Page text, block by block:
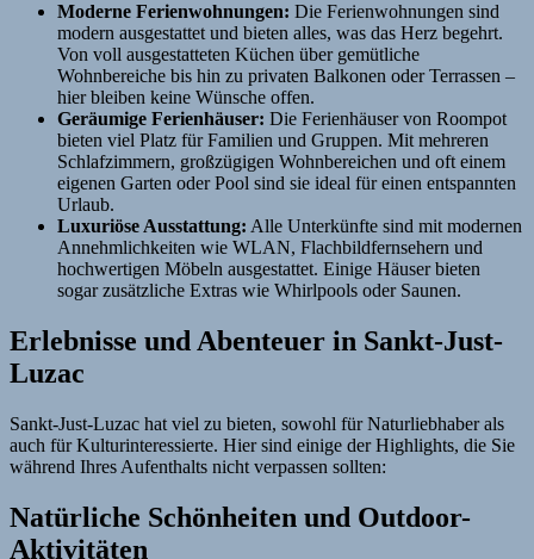
Moderne Ferienwohnungen: Die Ferienwohnungen sind
modern ausgestattet und bieten alles, was das Herz begehrt.
Von voll ausgestatteten Küchen über gemütliche
Wohnbereiche bis hin zu privaten Balkonen oder Terrassen –
hier bleiben keine Wünsche offen.
Geräumige Ferienhäuser: Die Ferienhäuser von Roompot
bieten viel Platz für Familien und Gruppen. Mit mehreren
Schlafzimmern, großzügigen Wohnbereichen und oft einem
eigenen Garten oder Pool sind sie ideal für einen entspannten
Urlaub.
Luxuriöse Ausstattung: Alle Unterkünfte sind mit modernen
Annehmlichkeiten wie WLAN, Flachbildfernsehern und
hochwertigen Möbeln ausgestattet. Einige Häuser bieten
sogar zusätzliche Extras wie Whirlpools oder Saunen.
Erlebnisse und Abenteuer in Sankt-Just-
Luzac
Sankt-Just-Luzac hat viel zu bieten, sowohl für Naturliebhaber als
auch für Kulturinteressierte. Hier sind einige der Highlights, die Sie
während Ihres Aufenthalts nicht verpassen sollten:
Natürliche Schönheiten und Outdoor-
Aktivitäten